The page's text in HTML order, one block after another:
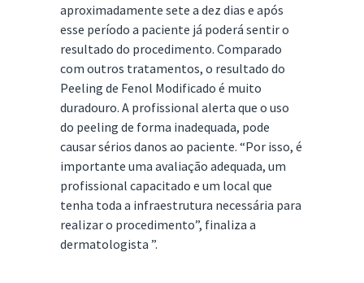
aproximadamente sete a dez dias e após
esse período a paciente já poderá sentir o
resultado do procedimento. Comparado
com outros tratamentos, o resultado do
Peeling de Fenol Modificado é muito
duradouro. A profissional alerta que o uso
do peeling de forma inadequada, pode
causar sérios danos ao paciente. “Por isso, é
importante uma avaliação adequada, um
profissional capacitado e um local que
tenha toda a infraestrutura necessária para
realizar o procedimento”, finaliza a
dermatologista ”.